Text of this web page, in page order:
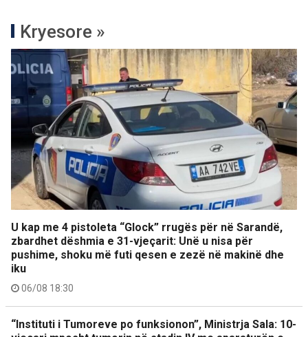
Kryesore »
U kap me 4 pistoleta “Glock” rrugës për në Sarandë,
zbardhet dëshmia e 31-vjeçarit: Unë u nisa për
pushime, shoku më futi qesen e zezë në makinë dhe
iku
06/08 18:30
“Instituti i Tumoreve po funksionon”, Ministrja Sala: 10-